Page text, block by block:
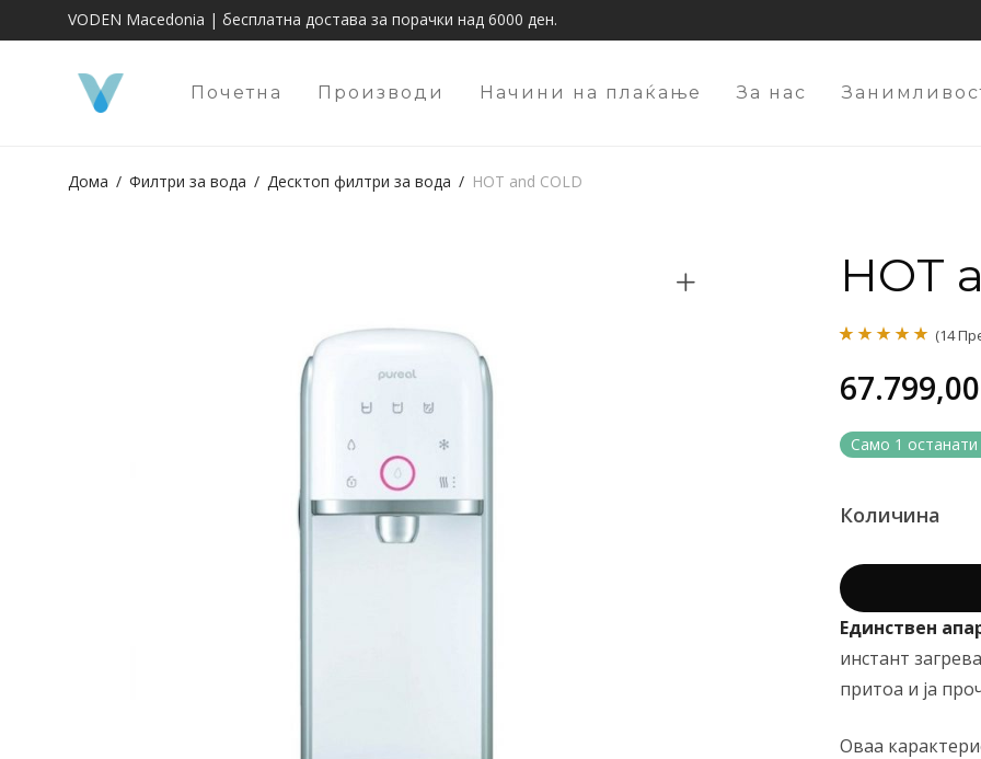
VODEN Macedonia | бесплатна достава за порачки над 6000 ден.
Почетна Производи Начини на плаќање За нас
Дома / Филтри за вода / Десктоп филтри за вода / HOT and COLD
HOT
од 5 врз
оценки на
(14
Само 1
Количина
Единствен
инстант
притоа и ја
Оваа